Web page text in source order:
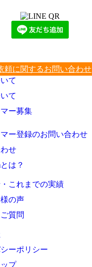
頼に関するお問い合わせ
て
て
ー募集
ー登録のお問い合わせ
せ
は？
これまでの実績
の声
質問
ーポリシー
プ